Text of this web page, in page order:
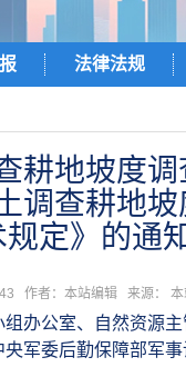
法律法规
耕地坡度
调查耕地
规定》的通
作者：本站编辑 来源： 本
办公室、自然资源
军委后勤保障部军